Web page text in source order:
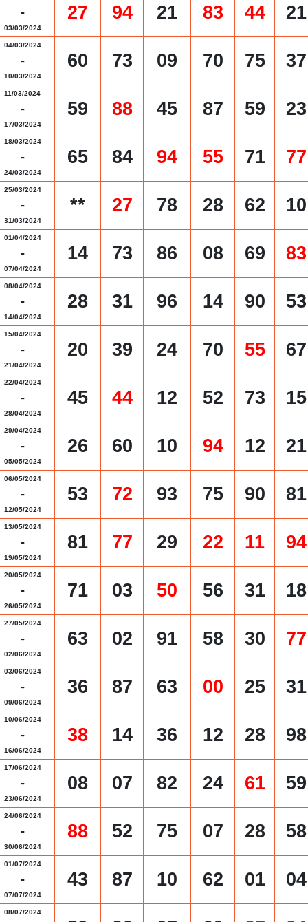
-
03/03/2024
27 94 21 83 44 21
04/03/2024
-
10/03/2024
60 73 09 70 75 37
11/03/2024
-
17/03/2024
59 88 45 87 59 23
18/03/2024
-
24/03/2024
65 84 94 55 71 77
25/03/2024
-
31/03/2024
** 27 78 28 62 10
01/04/2024
-
07/04/2024
14 73 86 08 69 83
08/04/2024
-
14/04/2024
28 31 96 14 90 53
15/04/2024
-
21/04/2024
20 39 24 70 55 67
22/04/2024
-
28/04/2024
45 44 12 52 73 15
29/04/2024
-
05/05/2024
26 60 10 94 12 21
06/05/2024
-
12/05/2024
53 72 93 75 90 81
13/05/2024
-
19/05/2024
81 77 29 22 11 94
20/05/2024
-
26/05/2024
71 03 50 56 31 18
27/05/2024
-
02/06/2024
63 02 91 58 30 77
03/06/2024
-
09/06/2024
36 87 63 00 25 31
10/06/2024
-
16/06/2024
38 14 36 12 28 98
17/06/2024
-
23/06/2024
08 07 82 24 61 59
24/06/2024
-
30/06/2024
88 52 75 07 28 58
01/07/2024
-
07/07/2024
43 87 10 62 01 04
08/07/2024